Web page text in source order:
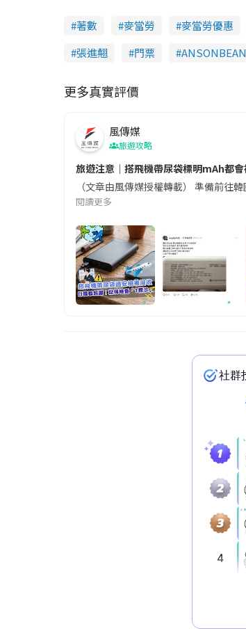
著數 麥當勞 麥當勞優惠
張進翹
門票 ANSONBEAN
更多真實評價
風傳媒
旅遊攻略
旅遊注意｜搭飛機帶尿袋標明mAh都會
（文章由風傳媒授權轉載） 準備前
閱讀更多